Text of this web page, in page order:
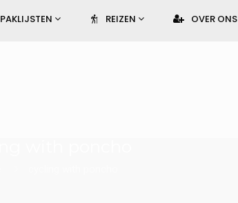
PAKLIJSTEN REIZEN OVER ONS